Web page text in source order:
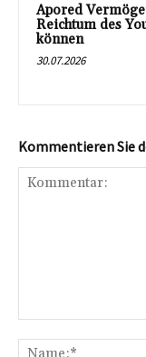
Apored
Reichtum des
können
30.07.2026
Kommentieren Sie